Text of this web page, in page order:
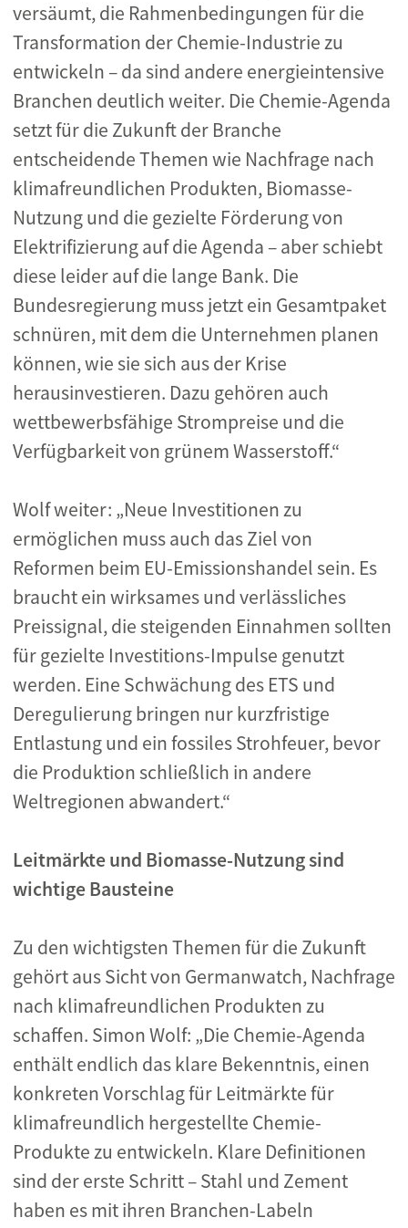
versäumt, die Rahmenbedingungen für die
Transformation der Chemie-Industrie zu
entwickeln – da sind andere energieintensive
Branchen deutlich weiter. Die Chemie-Agenda
setzt für die Zukunft der Branche
entscheidende Themen wie Nachfrage nach
klimafreundlichen Produkten, Biomasse-
Nutzung und die gezielte Förderung von
Elektrifizierung auf die Agenda – aber schiebt
diese leider auf die lange Bank. Die
Bundesregierung muss jetzt ein Gesamtpaket
schnüren, mit dem die Unternehmen planen
können, wie sie sich aus der Krise
herausinvestieren. Dazu gehören auch
wettbewerbsfähige Strompreise und die
Verfügbarkeit von grünem Wasserstoff.“
Wolf weiter: „Neue Investitionen zu
ermöglichen muss auch das Ziel von
Reformen beim EU-Emissionshandel sein. Es
braucht ein wirksames und verlässliches
Preissignal, die steigenden Einnahmen sollten
für gezielte Investitions-Impulse genutzt
werden. Eine Schwächung des ETS und
Deregulierung bringen nur kurzfristige
Entlastung und ein fossiles Strohfeuer, bevor
die Produktion schließlich in andere
Weltregionen abwandert.“
Leitmärkte und Biomasse-Nutzung sind
wichtige Bausteine
Zu den wichtigsten Themen für die Zukunft
gehört aus Sicht von Germanwatch, Nachfrage
nach klimafreundlichen Produkten zu
schaffen. Simon Wolf: „Die Chemie-Agenda
enthält endlich das klare Bekenntnis, einen
konkreten Vorschlag für Leitmärkte für
klimafreundlich hergestellte Chemie-
Produkte zu entwickeln. Klare Definitionen
sind der erste Schritt – Stahl und Zement
haben es mit ihren Branchen-Labeln